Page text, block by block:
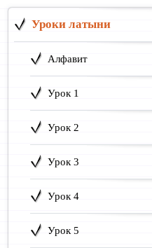
Уроки латыни
Алфавит
Урок 1
Урок 2
Урок 3
Урок 4
Урок 5